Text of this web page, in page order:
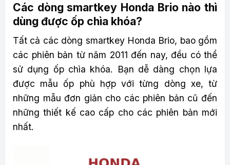
Các dòng smartkey Honda Brio nào thì
dùng được ốp chìa khóa?
Tất cả các dòng smartkey Honda Brio, bao gồm
các phiên bản từ năm 2011 đến nay, đều có thể
sử dụng ốp chìa khóa. Bạn dễ dàng chọn lựa
được mẫu ốp phù hợp với từng dòng xe, từ
những mẫu đơn giản cho các phiên bản cũ đến
những thiết kế cao cấp cho các phiên bản mới
nhất.